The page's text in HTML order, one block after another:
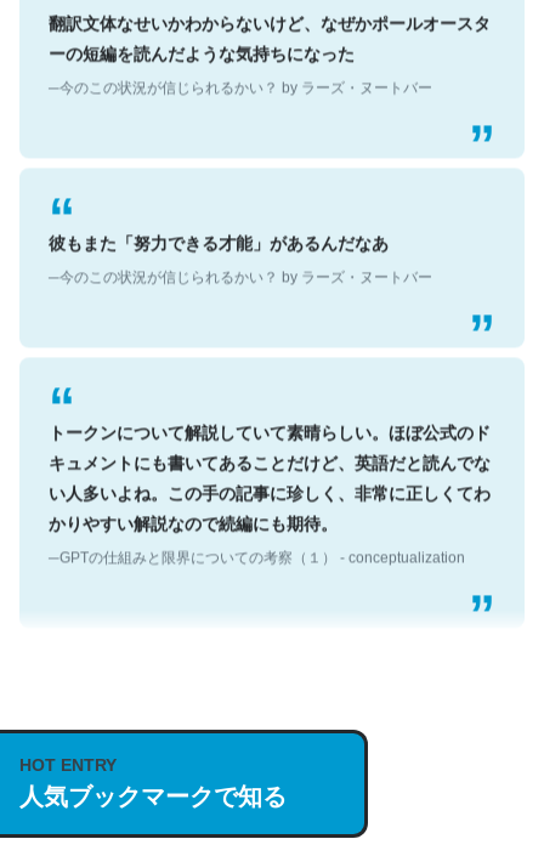
翻訳文体なせいかわからないけど、なぜかポールオースタ
ーの短編を読んだような気持ちになった
彼もまた「努力できる才能」があるんだなあ
トークンについて解説していて素晴らしい。ほぼ公式のド
キュメントにも書いてあることだけど、英語だと読んでな
い人多いよね。この手の記事に珍しく、非常に正しくてわ
かりやすい解説なので続編にも期待。
説してる記事が少ないので貴重な良記事。/続編来た
https://isobe324649.hatenablog.com/entry/2023/03/27
/064121
─GPTの仕組みと限界についての考察（１） - conceptualization
HOT ENTRY
人気ブックマークで知る